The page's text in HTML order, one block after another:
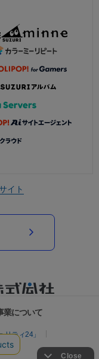
イト
業について
ティ24」